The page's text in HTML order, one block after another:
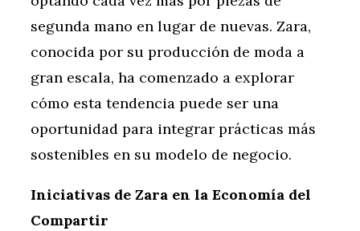
segunda mano en lugar de nuevas. Zara,
conocida por su producción de moda a
gran escala, ha comenzado a explorar
cómo esta tendencia puede ser una
oportunidad para integrar prácticas más
sostenibles en su modelo de negocio.
Iniciativas de Zara en la Economía del
Compartir